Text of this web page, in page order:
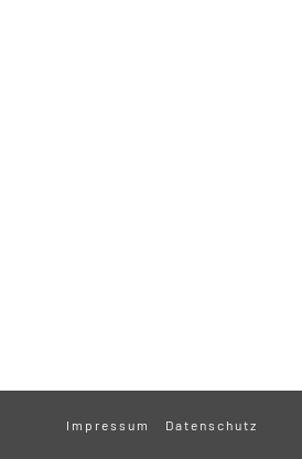
Impressum Datenschutz